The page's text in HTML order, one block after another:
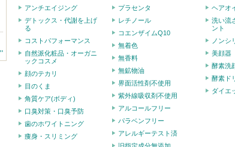
アンチエイジング
デトックス・代謝を上げ
る
コストパフォーマンス
自然派化粧品・オーガニ
ックコスメ
顔のテカリ
目のくま
角質ケア(ボディ)
口臭対策・口臭予防
歯のホワイトニング
痩身・スリミング
プラセンタ
レチノール
コエンザイムQ10
無着色
無香料
無鉱物油
界面活性剤不使用
紫外線吸収剤不使用
アルコールフリー
パラベンフリー
アレルギーテスト済
旧指定成分無添加
ヘアオ
洗い流
ント
ノンシ
美顔器
酵素洗
酵素ド
ダイエ